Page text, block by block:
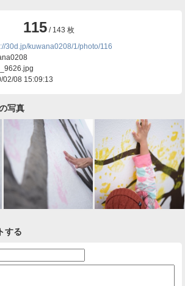
115/ 143 枚
30d.jp/kuwana0208/1/photo/116
02/08 15:09:13
写真
する